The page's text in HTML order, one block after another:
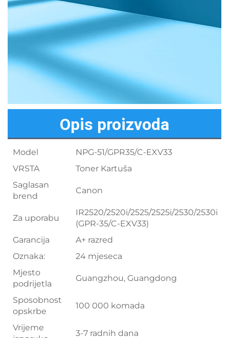
Opis proizvoda
Model
NPG-51/GPR35/C-EXV33
VRSTA
Toner Kartuša
Saglasan
brend
Canon
Za uporabu
IR2520/2520i/2525/2525i/2530/2530i
(GPR-35/C-EXV33)
Garancija
A+ razred
Oznaka:
24 mjeseca
Mjesto
podrijetla
Guangzhou, Guangdong
Sposobnost
opskrbe
100 000 komada
Vrijeme
3-7 radnih dana